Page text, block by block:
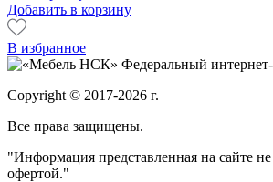
Добавить в корзину
В избранное
Федеральный
Copyright © 2017-2026 г.
Все права защищены.
"Информация представленная на сайте
офертой."